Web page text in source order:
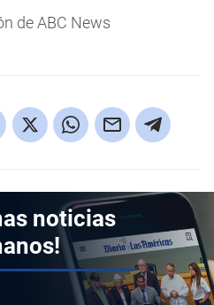
de ABC News
noticias